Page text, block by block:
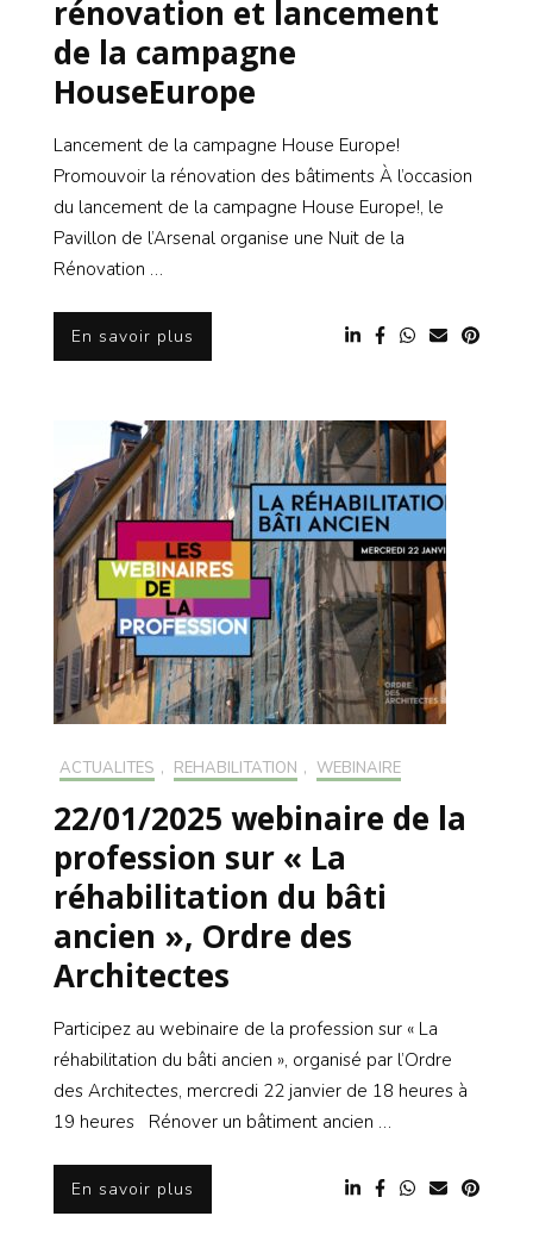
rénovation et lancement
de la campagne
HouseEurope
Lancement de la campagne House Europe!
Promouvoir la rénovation des bâtiments À l’occasion
du lancement de la campagne House Europe!, le
Pavillon de l’Arsenal organise une Nuit de la
Rénovation …
En savoir plus
ACTUALITÉS , RÉHABILITATION , WEBINAIRE
22/01/2025 webinaire de la
profession sur « La
réhabilitation du bâti
ancien », Ordre des
Architectes
Participez au webinaire de la profession sur « La
réhabilitation du bâti ancien », organisé par l’Ordre
des Architectes, mercredi 22 janvier de 18 heures à
19 heures Rénover un bâtiment ancien …
En savoir plus